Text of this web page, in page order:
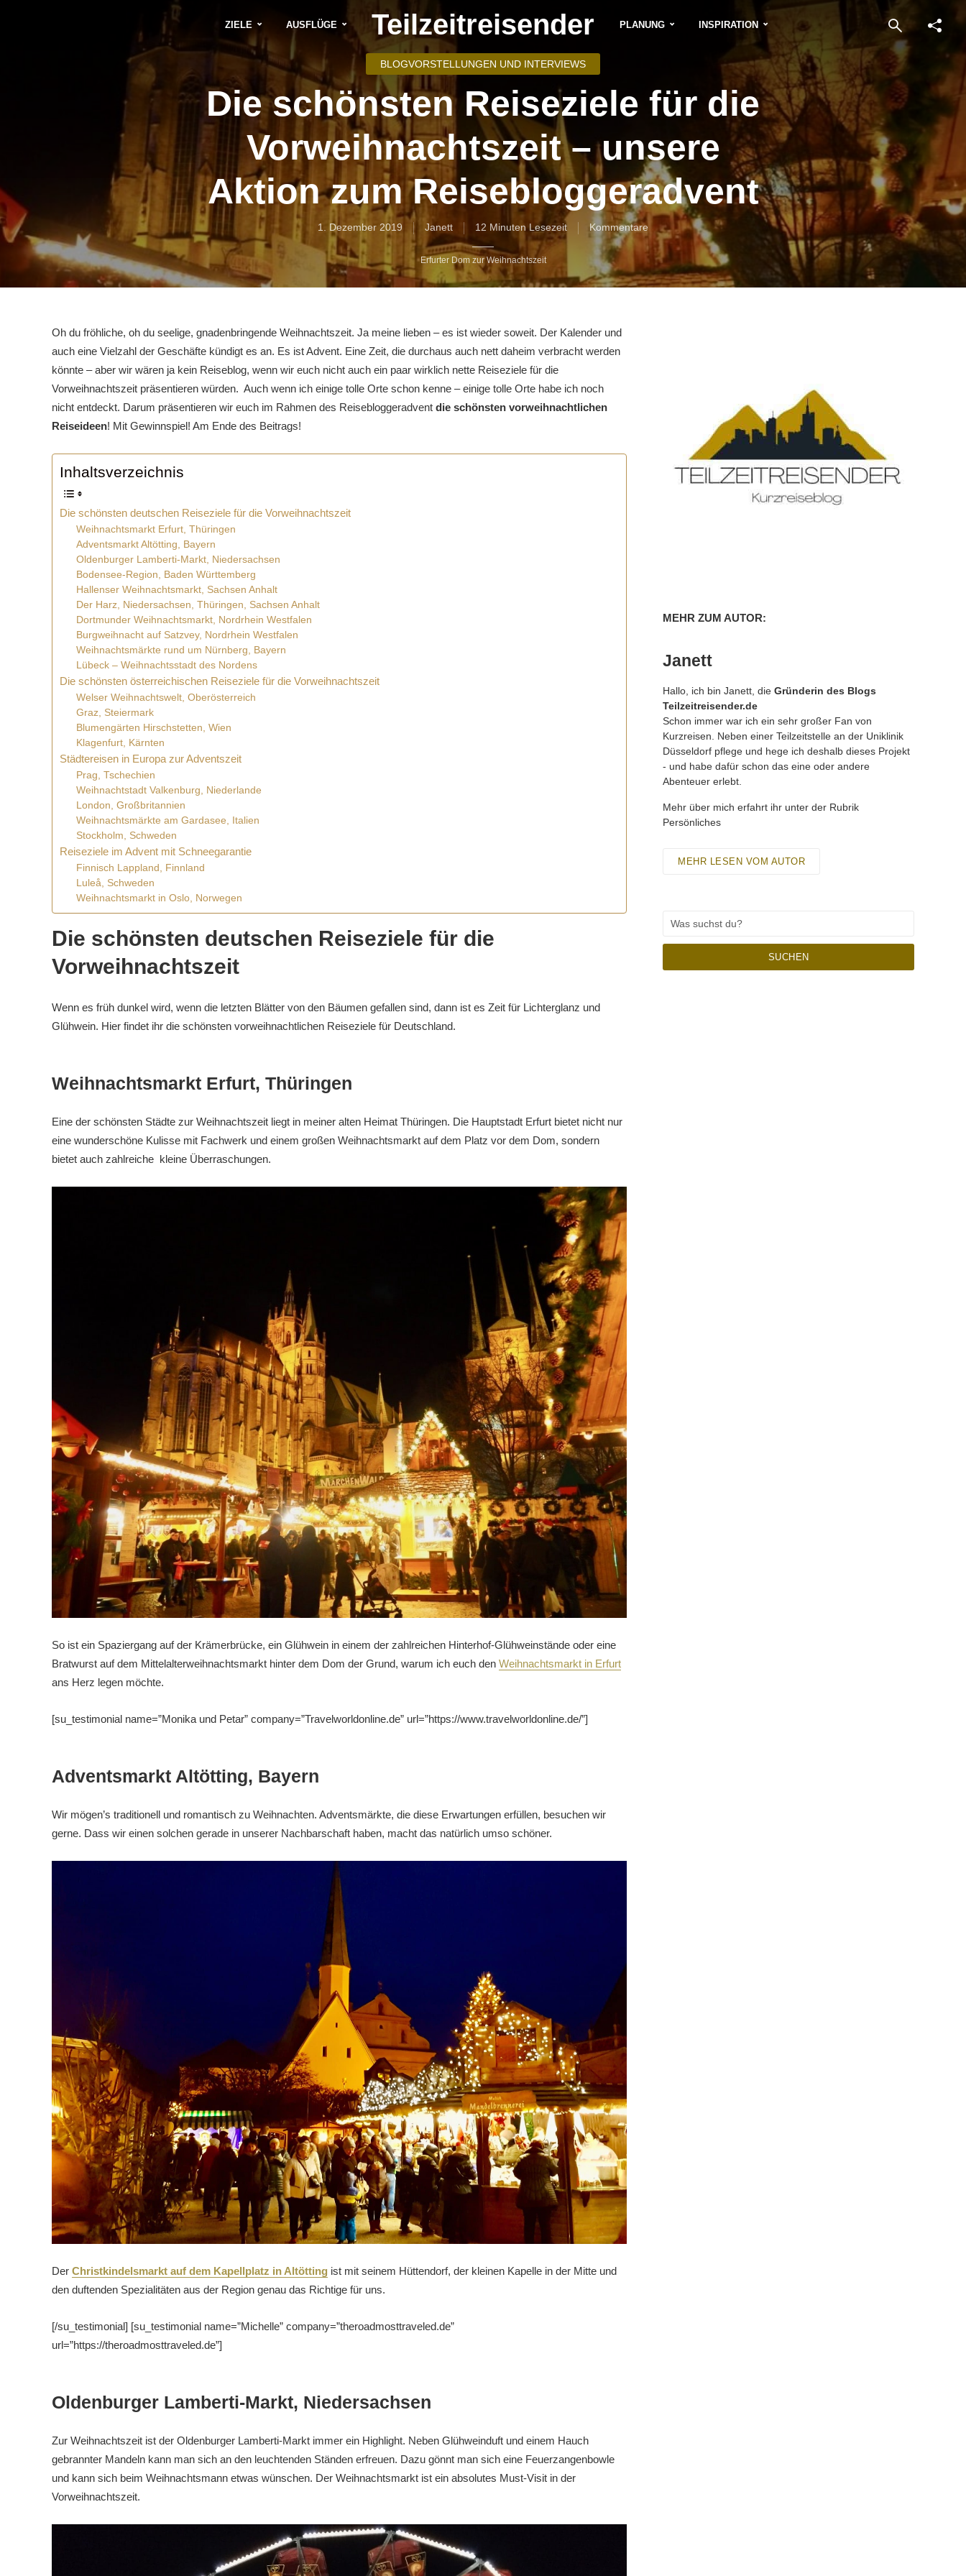
ZIELE AUSFLÜGE Teilzeitreisender PLANUNG INSPIRATION
Erfurter Dom zur Weihnachtszeit
BLOGVORSTELLUNGEN UND INTERVIEWS
Die schönsten Reiseziele für die
Vorweihnachtszeit – unsere
Aktion zum Reisebloggeradvent
1. Dezember 2019 Janett 12 Minuten Lesezeit Kommentare
Oh du fröhliche, oh du seelige, gnadenbringende Weihnachtszeit. Ja meine lieben – es ist wieder soweit. Der Kalender und
auch eine Vielzahl der Geschäfte kündigt es an. Es ist Advent. Eine Zeit, die durchaus auch nett daheim verbracht werden
könnte – aber wir wären ja kein Reiseblog, wenn wir euch nicht auch ein paar wirklich nette Reiseziele für die
Vorweihnachtszeit präsentieren würden. Auch wenn ich einige tolle Orte schon kenne – einige tolle Orte habe ich noch
nicht entdeckt. Darum präsentieren wir euch im Rahmen des Reisebloggeradvent die schönsten vorweihnachtlichen
Reiseideen! Mit Gewinnspiel! Am Ende des Beitrags!
Inhaltsverzeichnis
Die schönsten deutschen Reiseziele für die Vorweihnachtszeit
Weihnachtsmarkt Erfurt, Thüringen
Adventsmarkt Altötting, Bayern
Oldenburger Lamberti-Markt, Niedersachsen
Bodensee-Region, Baden Württemberg
Hallenser Weihnachtsmarkt, Sachsen Anhalt
Der Harz, Niedersachsen, Thüringen, Sachsen Anhalt
Dortmunder Weihnachtsmarkt, Nordrhein Westfalen
Burgweihnacht auf Satzvey, Nordrhein Westfalen
Weihnachtsmärkte rund um Nürnberg, Bayern
Lübeck – Weihnachtsstadt des Nordens
Die schönsten österreichischen Reiseziele für die Vorweihnachtszeit
Welser Weihnachtswelt, Oberösterreich
Graz, Steiermark
Blumengärten Hirschstetten, Wien
Klagenfurt, Kärnten
Städtereisen in Europa zur Adventszeit
Prag, Tschechien
Weihnachtstadt Valkenburg, Niederlande
London, Großbritannien
Weihnachtsmärkte am Gardasee, Italien
Stockholm, Schweden
Reiseziele im Advent mit Schneegarantie
Finnisch Lappland, Finnland
Luleå, Schweden
Weihnachtsmarkt in Oslo, Norwegen
Die schönsten deutschen Reiseziele für die
Vorweihnachtszeit
Wenn es früh dunkel wird, wenn die letzten Blätter von den Bäumen gefallen sind, dann ist es Zeit für Lichterglanz und
Glühwein. Hier findet ihr die schönsten vorweihnachtlichen Reiseziele für Deutschland.
Weihnachtsmarkt Erfurt, Thüringen
Eine der schönsten Städte zur Weihnachtszeit liegt in meiner alten Heimat Thüringen. Die Hauptstadt Erfurt bietet nicht nur
eine wunderschöne Kulisse mit Fachwerk und einem großen Weihnachtsmarkt auf dem Platz vor dem Dom, sondern
bietet auch zahlreiche kleine Überraschungen.
So ist ein Spaziergang auf der Krämerbrücke, ein Glühwein in einem der zahlreichen Hinterhof-Glühweinstände oder eine
Bratwurst auf dem Mittelalterweihnachtsmarkt hinter dem Dom der Grund, warum ich euch den Weihnachtsmarkt in Erfurt
ans Herz legen möchte.
[su_testimonial name=”Monika und Petar” company=”Travelworldonline.de” url=”https://www.travelworldonline.de/”]
Adventsmarkt Altötting, Bayern
Wir mögen’s traditionell und romantisch zu Weihnachten. Adventsmärkte, die diese Erwartungen erfüllen, besuchen wir
gerne. Dass wir einen solchen gerade in unserer Nachbarschaft haben, macht das natürlich umso schöner.
Der Christkindelsmarkt auf dem Kapellplatz in Altötting ist mit seinem Hüttendorf, der kleinen Kapelle in der Mitte und
den duftenden Spezialitäten aus der Region genau das Richtige für uns.
[/su_testimonial] [su_testimonial name=”Michelle” company=”theroadmosttraveled.de”
url=”https://theroadmosttraveled.de”]
Oldenburger Lamberti-Markt, Niedersachsen
Zur Weihnachtszeit ist der Oldenburger Lamberti-Markt immer ein Highlight. Neben Glühweinduft und einem Hauch
gebrannter Mandeln kann man sich an den leuchtenden Ständen erfreuen. Dazu gönnt man sich eine Feuerzangenbowle
und kann sich beim Weihnachtsmann etwas wünschen. Der Weihnachtsmarkt ist ein absolutes Must-Visit in der
Vorweihnachtszeit.
MEHR ZUM AUTOR:
Janett
Hallo, ich bin Janett, die Gründerin des Blogs
Teilzeitreisender.de
Schon immer war ich ein sehr großer Fan von
Kurzreisen. Neben einer Teilzeitstelle an der Uniklinik
Düsseldorf pflege und hege ich deshalb dieses Projekt
- und habe dafür schon das eine oder andere
Abenteuer erlebt.
Mehr über mich erfahrt ihr unter der Rubrik
Persönliches
MEHR LESEN VOM AUTOR
SUCHEN